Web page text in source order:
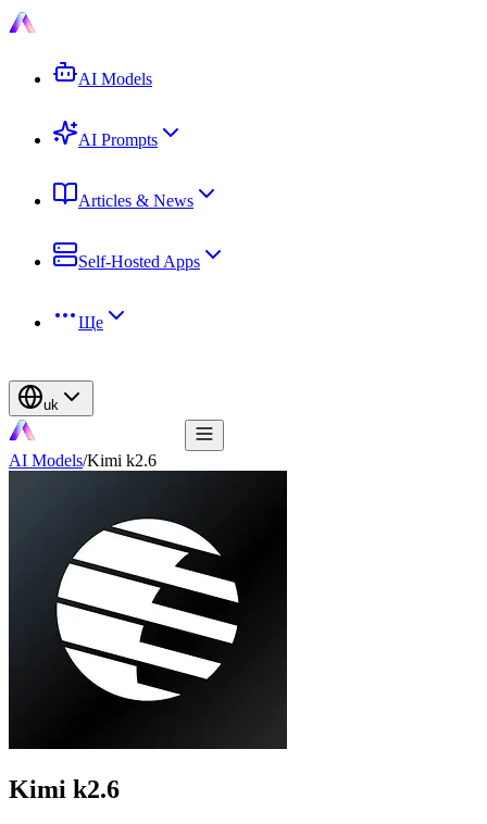
AI Models
AI Prompts
Articles & News
Self-Hosted Apps
Ще
uk
AI Models/Kimi k2.6
Kimi k2.6